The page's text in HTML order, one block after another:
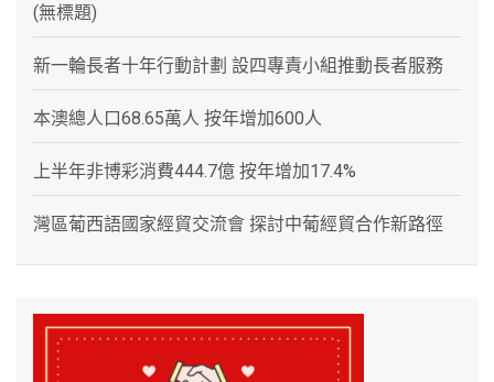
(無標題)
新一輪長者十年行動計劃 設四專責小組推動長者服務
本澳總人口68.65萬人 按年增加600人
上半年非博彩消費444.7億 按年增加17.4%
灣區葡西語國家經貿交流會 探討中葡經貿合作新路徑